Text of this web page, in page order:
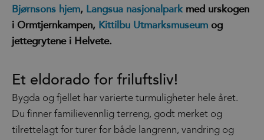
Bjørnsons hjem, Langsua nasjonalparkmed urskogen
i Ormtjernkampen, Kittilbu Utmarksmuseum og
jettegrytene i Helvete.
Et eldorado for friluftsliv!
Bygda og fjellet har varierte turmuligheter hele året.
Du finner familievennlig terreng, godt merket og
tilrettelagt for turer for både langrenn, vandring og